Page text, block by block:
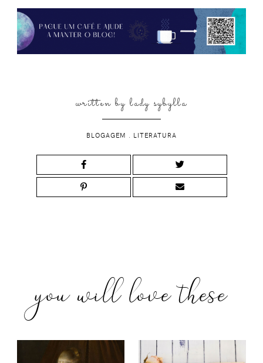
written bylady sybylla
BLOGAGEM LITERATURA
you will love these